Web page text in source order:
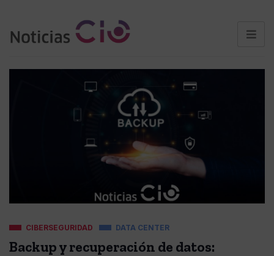
CIBERSEGURIDAD DATA CENTER
Backup y recuperación de datos: